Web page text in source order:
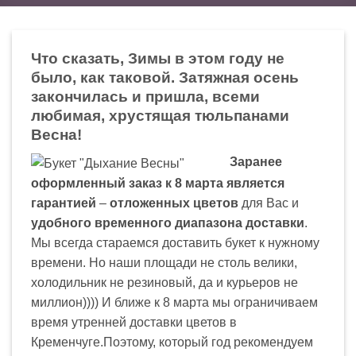
Что сказать, Зимы в этом году не
было, как таковой. Затяжная осень
закончилась и пришла, всеми
любимая, хрустящая тюльпанами
Весна!
Заранее
оформленный заказ к 8 марта является
гарантией – отложенных цветов для Вас и
удобного временного диапазона доставки.
Мы всегда стараемся доставить букет к нужному
времени. Но наши площади не столь велики,
холодильник не резиновый, да и курьеров не
миллион)))) И ближе к 8 марта мы ограничиваем
время утренней доставки цветов в
Кременчуге.Поэтому, который год рекомендуем